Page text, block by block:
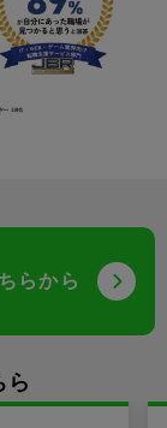
らから
ら